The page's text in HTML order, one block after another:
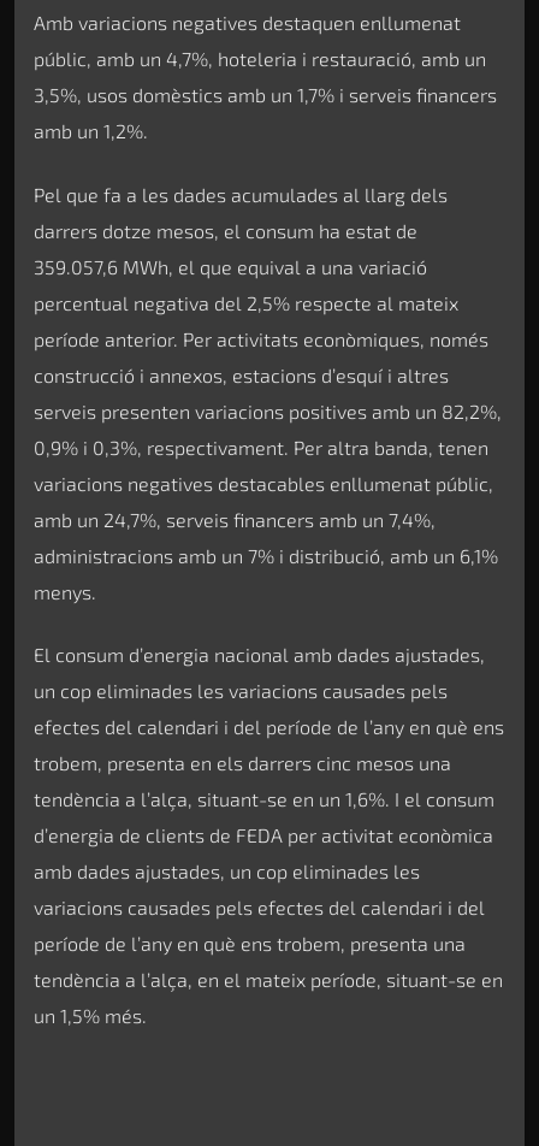
Amb variacions negatives destaquen enllumenat
públic, amb un 4,7%, hoteleria i restauració, amb un
3,5%, usos domèstics amb un 1,7% i serveis financers
amb un 1,2%.
Pel que fa a les dades acumulades al llarg dels
darrers dotze mesos, el consum ha estat de
359.057,6 MWh, el que equival a una variació
percentual negativa del 2,5% respecte al mateix
període anterior. Per activitats econòmiques, només
construcció i annexos, estacions d’esquí i altres
serveis presenten variacions positives amb un 82,2%,
0,9% i 0,3%, respectivament. Per altra banda, tenen
variacions negatives destacables enllumenat públic,
amb un 24,7%, serveis financers amb un 7,4%,
administracions amb un 7% i distribució, amb un 6,1%
menys.
El consum d’energia nacional amb dades ajustades,
un cop eliminades les variacions causades pels
efectes del calendari i del període de l’any en què ens
trobem, presenta en els darrers cinc mesos una
tendència a l’alça, situant-se en un 1,6%. I el consum
d’energia de clients de FEDA per activitat econòmica
amb dades ajustades, un cop eliminades les
variacions causades pels efectes del calendari i del
període de l’any en què ens trobem, presenta una
tendència a l’alça, en el mateix període, situant-se en
un 1,5% més.